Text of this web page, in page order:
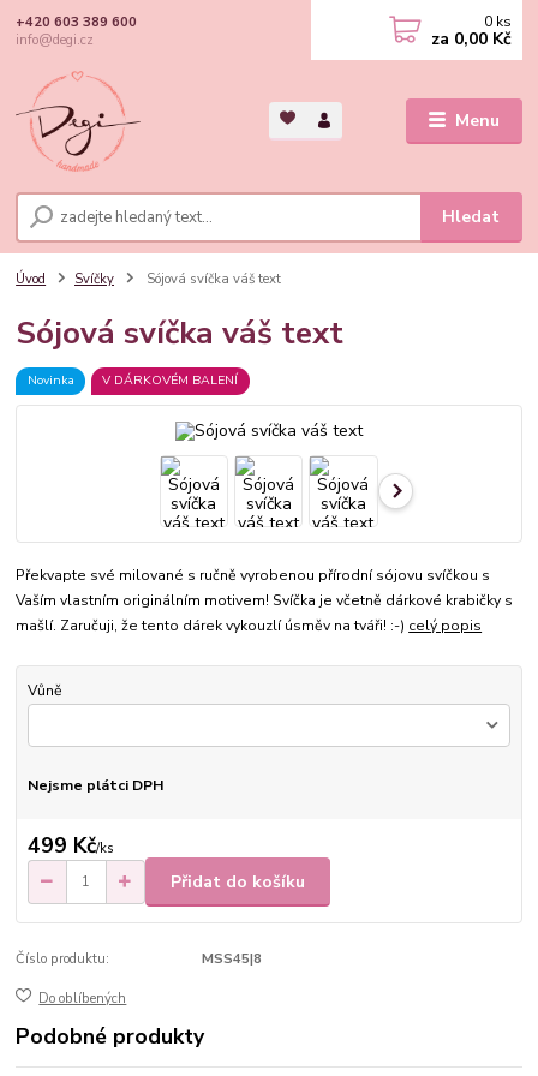
Menu
Hledat
+420 603 389 600
info@degi.cz
0 ks
za 0,00 Kč
Úvod Svíčky Sójová svíčka váš text
Sójová svíčka váš text
Novinka V DÁRKOVÉM BALENÍ
Překvapte své milované s ručně vyrobenou přírodní sójovu svíčkou s
Vaším vlastním originálním motivem! Svíčka je včetně dárkové krabičky s
mašlí. Zaručuji, že tento dárek vykouzlí úsměv na tváři! :-) celý popis
Vůně
Nejsme plátci DPH
499 Kč/ks
Přidat do košíku
Číslo produktu: MSS45|8
Do oblíbených
Podobné produkty